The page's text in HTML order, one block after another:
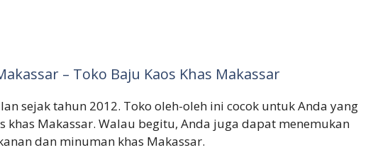
– Toko Baju Kaos Khas Makassar
sejak tahun 2012. Toko oleh-oleh ini cocok untuk Anda yang
khas Makassar. Walau begitu, Anda juga dapat menemukan
dan minuman khas Makassar.